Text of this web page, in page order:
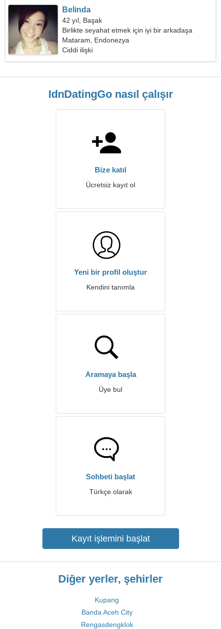
Belinda
42 yıl, Başak
Birlikte seyahat etmek için iyi bir arkadaşa
ihtiyacım var
Mataram, Endonezya
Ciddi ilişki
IdnDatingGo nasıl çalışır
Bize katıl
Ücretsiz kayıt ol
Yeni bir profil oluştur
Kendini tanımla
Aramaya başla
Üye bul
Sohbeti başlat
Türkçe olarak
Kayıt işlemini başlat
Diğer yerler, şehirler
Kupang
Banda Aceh City
Rengasdengklok